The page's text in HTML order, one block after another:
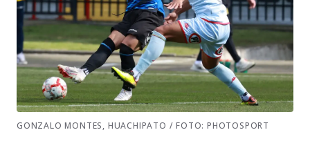
GONZALO MONTES, HUACHIPATO / FOTO: PHOTOSPORT